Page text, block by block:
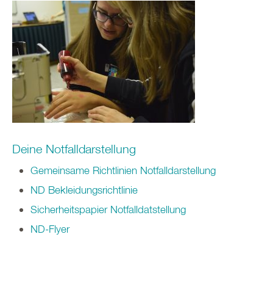
Deine Notfalldarstellung
Gemeinsame Richtlinien Notfalldarstellung
ND Bekleidungsrichtlinie
Sicherheitspapier Notfalldatstellung
ND-Flyer